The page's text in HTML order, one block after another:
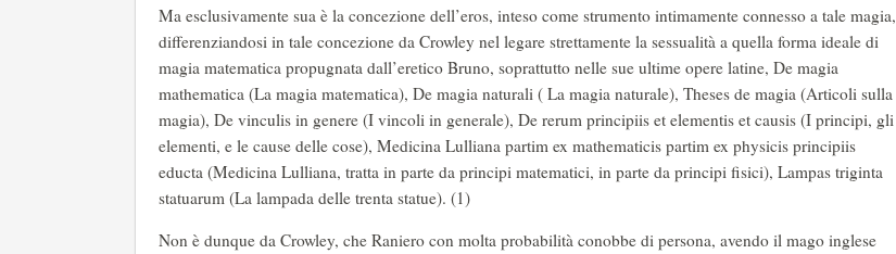
Ma esclusivamente sua è la concezione dell’eros, inteso come strumento intimamente connesso a tale magia,
differenziandosi in tale concezione da Crowley nel legare strettamente la sessualità a quella forma ideale di
magia matematica propugnata dall’eretico Bruno, soprattutto nelle sue ultime opere latine, De magia
mathematica (La magia matematica), De magia naturali ( La magia naturale), Theses de magia (Articoli sulla
magia), De vinculis in genere (I vincoli in generale), De rerum principiis et elementis et causis (I principi, gli
elementi, e le cause delle cose), Medicina Lulliana partim ex mathematicis partim ex physicis principiis
educta (Medicina Lulliana, tratta in parte da principi matematici, in parte da principi fisici), Lampas triginta
statuarum (La lampada delle trenta statue). (1)
Non è dunque da Crowley, che Raniero con molta probabilità conobbe di persona, avendo il mago inglese